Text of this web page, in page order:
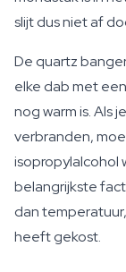
slijt dus niet af
De quartz
elke dab met
nog warm is. Als
verbranden,
isopropylalcohol
belangrijkste
dan
heeft gekost.